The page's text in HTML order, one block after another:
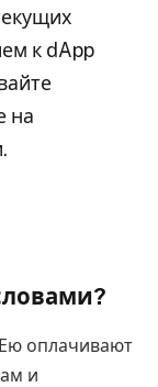
к dApp
на
оплачивают
и